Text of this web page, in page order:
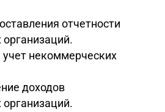
отчетности
учет некоммерческих
доходов